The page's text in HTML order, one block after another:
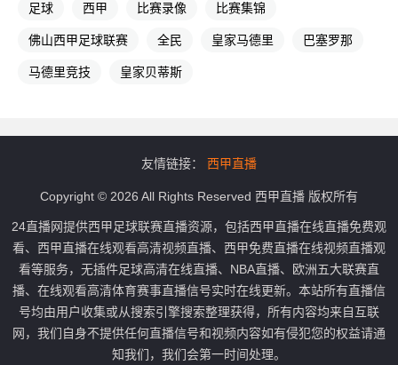
足球 西甲 比赛录像 比赛集锦
佛山西甲足球联赛 全民 皇家马德里 巴塞罗那
马德里竞技 皇家贝蒂斯
友情链接： 西甲直播
Copyright © 2026 All Rights Reserved 西甲直播 版权所有
24直播网提供西甲足球联赛直播资源，包括西甲直播在线直播免费观
看、西甲直播在线观看高清视频直播、西甲免费直播在线视频直播观
看等服务，无插件足球高清在线直播、NBA直播、欧洲五大联赛直
播、在线观看高清体育赛事直播信号实时在线更新。本站所有直播信
号均由用户收集或从搜索引擎搜索整理获得，所有内容均来自互联
网，我们自身不提供任何直播信号和视频内容如有侵犯您的权益请通
知我们，我们会第一时间处理。